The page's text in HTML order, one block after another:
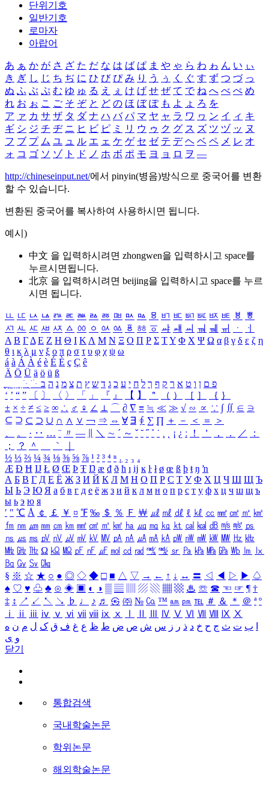
단위기호
일반기호
로마자
아랍어
あ ぁ か が さ ざ た だ な は ば ぱ ま や ゃ ら わ ゎ ん い ぃ
き ぎ し じ ち ぢ に ひ び ぴ み り う ぅ く ぐ す ず つ づ っ
ぬ ふ ぶ ぷ む ゆ ゅ る え ぇ け げ せ ぜ て で ね へ べ ぺ め
れ お ぉ こ ご そ ぞ と ど の ほ ぼ ぽ も よ ょ ろ を
ア ァ カ サ ザ タ ダ ナ ハ バ パ マ ヤ ャ ラ ワ ヮ ン イ ィ キ
ギ シ ジ チ ヂ ニ ヒ ビ ピ ミ リ ウ ゥ ク グ ス ズ ツ ヅ ッ ヌ
フ ブ プ ム ユ ュ ル エ ェ ケ ゲ セ ゼ テ デ ヘ ベ ペ メ レ オ
ォ コ ゴ ソ ゾ ト ド ノ ホ ボ ポ モ ヨ ョ ロ ヲ ―
http://chineseinput.net/에서 pinyin(병음)방식으로 중국어를 변환
할 수 있습니다.
변환된 중국어를 복사하여 사용하시면 됩니다.
예시)
中文 을 입력하시려면 zhongwen을 입력하시고 space를
누르시면됩니다.
北京 을 입력하시려면 beijing을 입력하시고 space를 누르
시면 됩니다.
ㅥ ㅦ ㅧ ㅨ ㅩ ㅪ ㅫ ㅬ ㅭ ㅮ ㅯ ㅰ ㅱ ㅲ ㅳ ㅴ ㅵ ㅶ ㅷ ㅸ
ㅹ
ㅺ ㅻ ㅼ ㅽ ㅾ ㅿ ㆀ ㆁ ㆂ ㆃ ㆄ ㆅ ㆆ ㆇ ㆈ ㆉ ㆊ ㆋ ㆌ ㆍ
ㆎ
Α Β ΓΔ Ε Ζ Η Θ Ι ΚΛ Μ Ν Ξ Ο Π Ρ Σ ΤΥ Φ Χ Ψ Ω α β γ δ ε ζ η
θ ι κ λ μ ν ξ ο π ρ σ τ υ φ χ ψ ω
á à Á À é è É È ç Ç ê
Ä Ö Ü ä ö ü ß
ִֶֹ ֻּ ׁׂ פ ם ן ו ט א ר ק ף ך ל ח י ע כ ג ד ש ץ ת צ מ נ ה ב
‘ ’ “ ” 〔 〕 〈 〉 「 」 『 』 【 】 ＂ （ ） ［ ］ ｛ ｝
± × ÷ ≠ ≤ ≥ ∞ ∴ ♂ ♀ ∠ ⊥ ⌒ ∂ ∇ ≡ ≒ ≪ ≫ √ ∽ ∝ ∵ ∫ ∬ ∈ ∋
⊆ ⊇ ⊂ ⊃ ∪ ∩ ∧ ∨ ￢ ⇒ ⇔ ∀ ∃ ∮ ∑ ∏ ＋ － ＜ ＝
＞
、
。 · ‥ … ¨ 〃 ― ＼ ∼ ´ ～ ˇ ˘ ˝ ˚ ˙ ¸ ¡ ¿ ː ！ ＇ ， ． ／
：
；
？ ＾ ｀
½ ⅓ ⅔ ¼ ¾ ⅛ ⅜ ⅝ ⅞ ¹ ² ³ ⁴ ⁿ ₁ ₂ ₃ ₄
Æ Ð Ħ Ĳ Ł Ø Œ Þ Ŧ Ŋ æ đ ð ħ ı ĳ ĸ ŀ ł ø œ ß þ ŧ ŋ ŉ
А Б В Г Д Е Ё Ж З И Й К Л М Н О П Р С Т У Ф Х Ц Ч Ш Щ Ъ
Ы Ь Э Ю Я а б в г д е ё ж з и й к л м н о п р с т у ф х ц ч ш щ ъ
ы ь э ю я
′ ″ ℃ Å ￠ ￡ ￥ ¤ ℉ ‰ ＄ ％ Ｆ ￦ ㎕ ㎖ ㎗ ℓ ㎘ ㏄ ㎣ ㎤ ㎥ ㎦
㎙ ㎚ ㎛ ㎜ ㎝ ㎞ ㎟ ㎠ ㎡ ㎢ ㏊ ㎍ ㎎ ㎏ ㏏ ㎈ ㎉ ㏈ ㎧ ㎨ ㎰
㎱ ㎲ ㎳ ㎴ ㎵ ㎶ ㎷ ㎸ ㎹ ㎀ ㎁ ㎂ ㎃ ㎄ ㎺ ㎻ ㎽ ㎾ ㎿ ㎐ ㎑
㎒ ㎓ ㎔ Ω ㏀ ㏁ ㎊ ㎋ ㎌ ㏖ ㏅ ㎭ ㎮ ㎯ ㏛ ㎩ ㎪ ㎫ ㎬ ㏝ ㏐
㏓
㏃ ㏉ ㏜ ㏆
§ ※ ☆ ★ ○ ● ◎ ◇ ◆ □ ■ △ ▽ → ← ↑ ↓ ↔ 〓 ◁ ◀ ▷ ▶ ♤
♠ ♡ ♥ ♧ ♣ ⊙ ◈ ▣ ◐ ◑ ▒ ▤ ▨ ▧ ▦ ▩ ♨ ☏ ☎ ☜ ☞ ¶ †
‡ ↕ ↗ ↙ ↖ ↘ ♭ ♩ ♪ ♬ ㉿ ㈜ № ㏇ ™ ㏂ ㏘ ℡ ＃ ＆ ＊ ＠ ª º
ⅰ
ⅱ ⅲ ⅳ ⅴ ⅵ ⅶ ⅷ ⅸ ⅹ Ⅳ Ⅴ Ⅵ Ⅶ Ⅷ Ⅸ Ⅹ
ب ت ث ج ح خ د ذ ر ز س ش ص ض ط ظ ع غ ف ق ک ل م ن ه
و ی
닫기
통합검색
국내학술논문
학위논문
해외학술논문